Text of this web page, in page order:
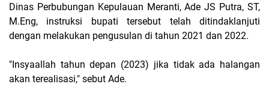
Dinas Perbubungan Kepulauan Meranti, Ade JS Putra, ST,
M.Eng, instruksi bupati tersebut telah ditindaklanjuti
dengan melakukan pengusulan di tahun 2021 dan 2022.
"Insyaallah tahun depan (2023) jika tidak ada halangan
akan terealisasi," sebut Ade.